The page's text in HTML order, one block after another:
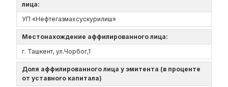
лица:
УП «Нефтегазмахсускурилиш»
Местонахождение аффилированного лица:
г. Ташкент, ул.Чорбог,1
Доля аффилированного лица у эмитента (в проценте
от уставного капитала)